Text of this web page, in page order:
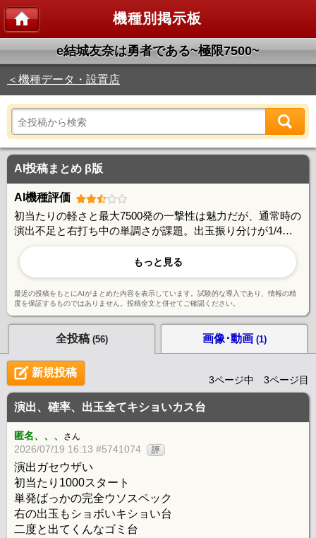
機種別掲示板
e結城友奈は勇者である~極限7500~
＜機種データ・設置店
AI投稿まとめ β版
AI機種評価
初当たりの軽さと最大7500発の一撃性は魅力だが、通常時の
演出不足と右打ち中の単調さが課題。出玉振り分けが1/4で
上位、3/4で下位という偏りが厳しく、連チャンしても物足
りなさを感じる声が多い。版権ファンからは演出の作り込み
不足を惜しむ意見が目立ち、改善の余地があるとの指摘が複
数見られる。
もっと見る
最近の投稿をもとにAIがまとめた内容を表示しています。試験的な導入であり、情報の精
度を保証するものではありません。投稿全文と併せてご確認ください。
全投稿 (56) 画像･動画 (1)
新規投稿
3ページ中 3ページ目
演出、確率、出玉全てキショいカス台
匿名、、、 さん
2026/07/19 16:13 #5741074 評
演出ガセウザい
初当たり1000スタート
単発ばっかの完全ウソスペック
右の出玉もショボいキショい台
二度と出てくんなゴミ台